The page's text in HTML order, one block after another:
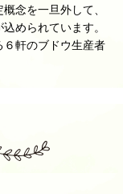
念を一旦外して、
められています。
軒のブドウ生産者